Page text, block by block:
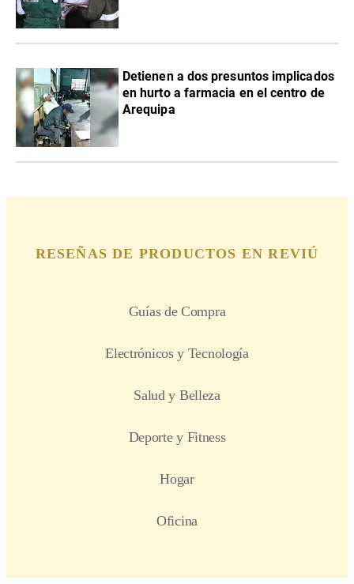
Detienen a dos presuntos implicados
en hurto a farmacia en el centro de
Arequipa